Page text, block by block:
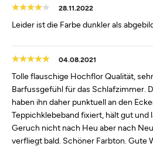
28.11.2022
Leider ist die Farbe dunkler als
04.08.2021
Tolle flauschige Hochflor Qualität,
Barfussgefühl für das Schlafzimmer.
haben ihn daher punktuell an den
Teppichklebeband fixiert, hält gut und
Geruch nicht nach Heu aber nach
verfliegt bald. Schöner Farbton. Gute